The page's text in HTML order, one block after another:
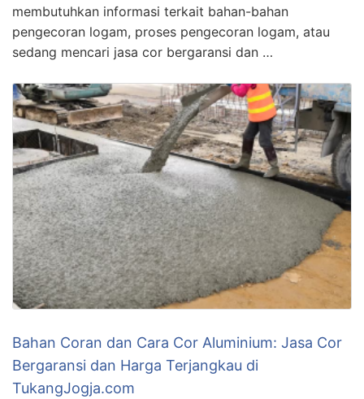
membutuhkan informasi terkait bahan-bahan
pengecoran logam, proses pengecoran logam, atau
sedang mencari jasa cor bergaransi dan …
Bahan Coran dan Cara Cor Aluminium: Jasa Cor
Bergaransi dan Harga Terjangkau di
TukangJogja.com